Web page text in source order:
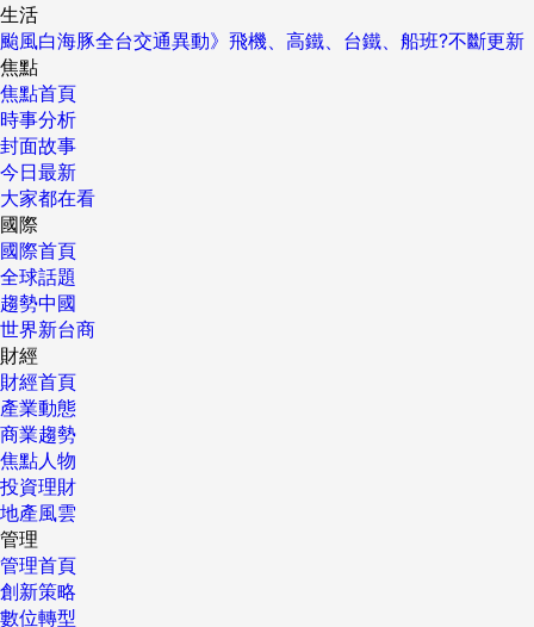
生活
颱風白海豚全台交通異動》飛機、高鐵、台鐵、船班?不斷更新
焦點
焦點首頁
時事分析
封面故事
今日最新
大家都在看
國際
國際首頁
全球話題
趨勢中國
世界新台商
財經
財經首頁
產業動態
商業趨勢
焦點人物
投資理財
地產風雲
管理
管理首頁
創新策略
數位轉型